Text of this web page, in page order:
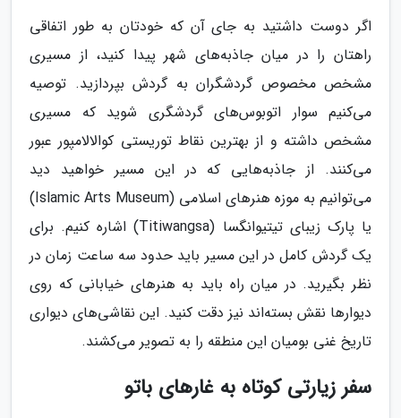
اگر دوست داشتید به جای آن که خودتان به طور اتفاقی
راهتان را در میان جاذبه‌های شهر پیدا کنید، از مسیری
مشخص مخصوص گردشگران به گردش بپردازید. توصیه
می‌کنیم سوار اتوبوس‌های گردشگری شوید که مسیری
مشخص داشته و از بهترین نقاط توریستی کوالالامپور عبور
می‌کنند. از جاذبه‌هایی که در این مسیر خواهید دید
می‌توانیم به موزه هنرهای اسلامی (Islamic Arts Museum)
یا پارک زیبای تیتیوانگسا (Titiwangsa) اشاره کنیم. برای
یک گردش کامل در این مسیر باید حدود سه ساعت زمان در
نظر بگیرید. در میان راه باید به هنرهای خیابانی که روی
دیوارها نقش بسته‌اند نیز دقت کنید. این نقاشی‌های دیواری
تاریخ غنی بومیان این منطقه را به تصویر می‌کشند.
سفر زیارتی کوتاه به غارهای باتو